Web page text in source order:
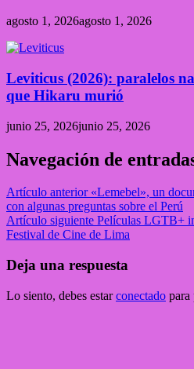
agosto 1, 2026agosto 1, 2026
Leviticus (2026): paralelos
que Hikaru murió
junio 25, 2026junio 25, 2026
Navegación de
Artículo anterior «Lemebel», un
con algunas preguntas sobre el Perú
Artículo siguiente Películas LGTB+
Festival de Cine de Lima
Deja una respuesta
Lo siento, debes estarconectado para